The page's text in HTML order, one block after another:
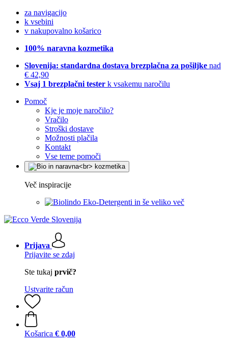
za navigacijo
k vsebini
v nakupovalno košarico
100% naravna kozmetika
Slovenija: standardna dostava brezplačna za pošiljke nad
€ 42,90
Vsaj 1 brezplačni tester k vsakemu naročilu
Pomoč
Kje je moje naročilo?
Vračilo
Stroški dostave
Možnosti plačila
Kontakt
Vse teme pomoči
Več inspiracije
Eko-Detergenti in še veliko več
Prijava
Prijavite se zdaj
Ste tukaj prvič?
Ustvarite račun
Košarica € 0,00